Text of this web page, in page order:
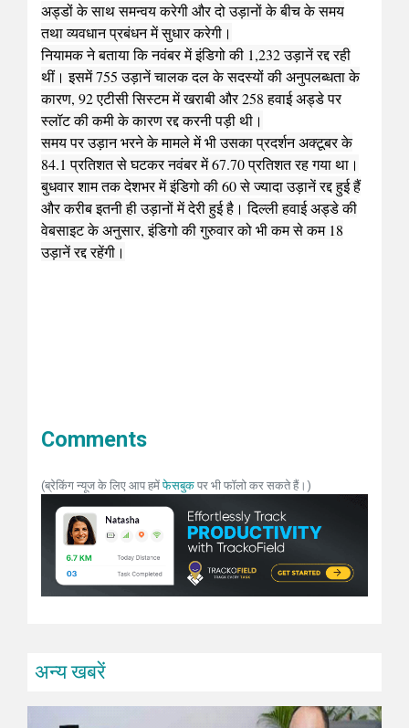
अड्डों के साथ समन्वय करेगी और दो उड़ानों के बीच के समय
तथा व्यवधान प्रबंधन में सुधार करेगी।
नियामक ने बताया कि नवंबर में इंडिगो की 1,232 उड़ानें रद्द रही
थीं। इसमें 755 उड़ानें चालक दल के सदस्यों की अनुपलब्धता के
कारण, 92 एटीसी सिस्टम में खराबी और 258 हवाई अड्डे पर
स्लॉट की कमी के कारण रद्द करनी पड़ी थी।
समय पर उड़ान भरने के मामले में भी उसका प्रदर्शन अक्टूबर के
84.1 प्रतिशत से घटकर नवंबर में 67.70 प्रतिशत रह गया था।
बुधवार शाम तक देशभर में इंडिगो की 60 से ज्यादा उड़ानें रद्द हुई हैं
और करीब इतनी ही उड़ानों में देरी हुई है। दिल्ली हवाई अड्डे की
वेबसाइट के अनुसार, इंडिगो की गुरुवार को भी कम से कम 18
उड़ानें रद्द रहेंगी।
Comments
(ब्रेकिंग न्यूज के लिए आप हमेंफेसबुक पर भी फॉलो कर सकते हैं।)
अन्य खबरें